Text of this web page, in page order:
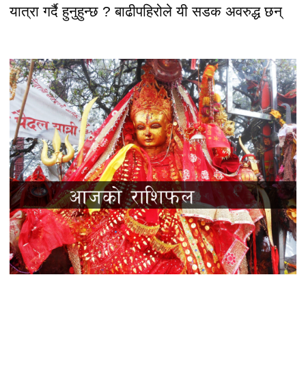
यात्रा गर्दै हुनुहुन्छ ? बाढीपहिरोले यी सडक अवरुद्ध छन्